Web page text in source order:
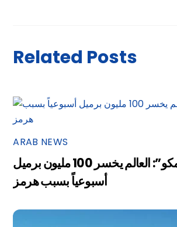
Related Posts
ARAB NEWS
رئيس “أرامكو”: العالم يخسر 100 مليون برميل
أسبوعياً بسبب هرمز